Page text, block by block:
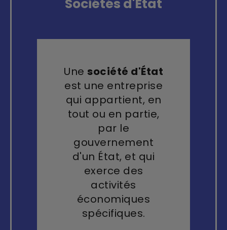
Sociétés d'État
Une société d'État
est une entreprise
qui appartient, en
tout ou en partie,
par le
gouvernement
d'un État, et qui
exerce des
activités
économiques
spécifiques.